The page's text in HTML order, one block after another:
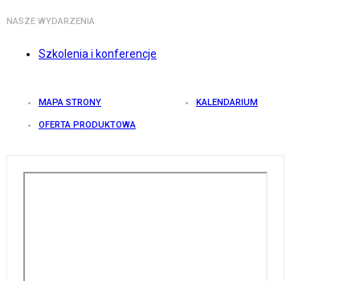
NASZE WYDARZENIA
Szkolenia i konferencje
MAPA STRONY KALENDARIUM
OFERTA PRODUKTOWA